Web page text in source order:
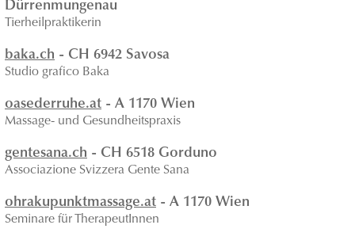
Dürrenmungenau
Tierheilpraktikerin
baka.ch - CH 6942 Savosa
Studio grafico Baka
oasederruhe.at - A 1170 Wien
Massage- und Gesundheitspraxis
gentesana.ch - CH 6518 Gorduno
Associazione Svizzera Gente Sana
ohrakupunktmassage.at - A 1170 Wien
Seminare für TherapeutInnen